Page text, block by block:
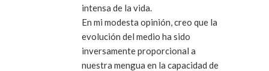
intensa de la vida.
En mi modesta opinión, creo que la
evolución del medio ha sido
inversamente proporcional a
nuestra mengua en la capacidad de